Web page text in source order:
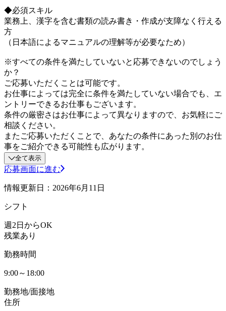
◆必須スキル
業務上、漢字を含む書類の読み書き・作成が支障なく行える
方
（日本語によるマニュアルの理解等が必要なため）
※すべての条件を満たしていないと応募できないのでしょう
か？
ご応募いただくことは可能です。
お仕事によっては完全に条件を満たしていない場合でも、エ
ントリーできるお仕事もございます。
条件の厳密さはお仕事によって異なりますので、お気軽にご
相談ください。
またご応募いただくことで、あなたの条件にあった別のお仕
事をご紹介できる可能性も広がります。
全て表示
応募画面に進む
情報更新日：2026年6月11日
シフト
週2日からOK
残業あり
勤務時間
9:00～18:00
勤務地/面接地
住所